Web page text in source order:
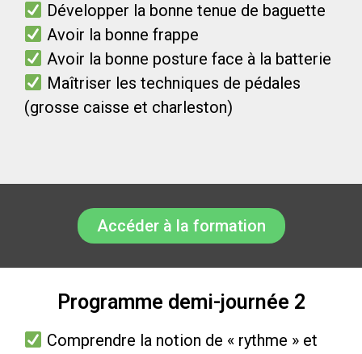
Développer la bonne tenue de baguette
Avoir la bonne frappe
Avoir la bonne posture face à la batterie
Maîtriser les techniques de pédales
(grosse caisse et charleston)
Accéder à la formation
Programme demi-journée 2
Comprendre la notion de « rythme » et